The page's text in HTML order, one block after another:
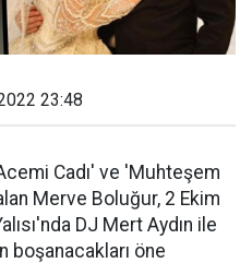
23:48
Cadı' ve 'Muhteşem
Merve Boluğur, 2 Ekim
DJ Mert Aydın ile
boşanacakları öne